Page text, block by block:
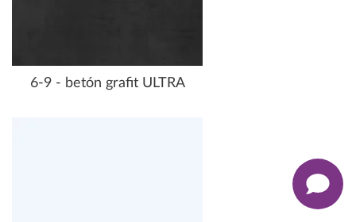
6-9 - betón grafit ULTRA